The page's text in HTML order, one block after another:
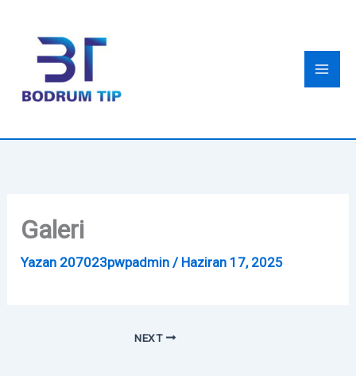
Galeri
Yazan 207023pwpadmin / Haziran 17, 2025
NEXT